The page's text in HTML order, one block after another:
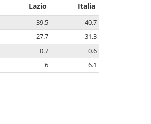
Lazio Italia
39.5
40.7
27.7
31.3
0.7
0.6
6 6.1